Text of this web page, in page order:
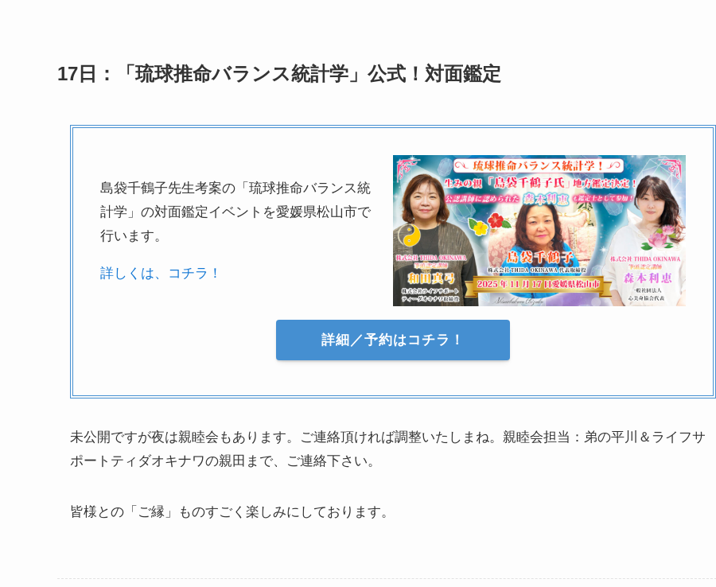
17日：「琉球推命バランス統計学」公式！対面鑑定
島袋千鶴子先生考案の「琉球推命バランス統
計学」の対面鑑定イベントを愛媛県松山市で
行います。
詳しくは、コチラ！
詳細／予約はコチラ！
未公開ですが夜は親睦会もあります。ご連絡頂ければ調整いたしまね。親睦会担当：弟の平川＆ライフサ
ポートティダオキナワの親田まで、ご連絡下さい。
皆様との「ご縁」ものすごく楽しみにしております。